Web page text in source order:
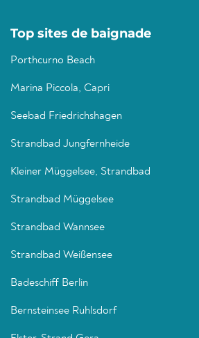
Top sites de baignade
Porthcurno Beach
Marina Piccola, Capri
Seebad Friedrichshagen
Strandbad Jungfernheide
Kleiner Müggelsee, Strandbad
Strandbad Müggelsee
Strandbad Wannsee
Strandbad Weißensee
Badeschiff Berlin
Bernsteinsee Ruhlsdorf